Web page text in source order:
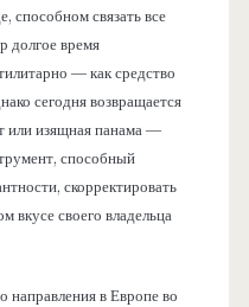
способном связать все
долгое время
— как средство
сегодня возвращается
или изящная панама —
способный
скорректировать
вкусе своего владельца
направления в Европе во